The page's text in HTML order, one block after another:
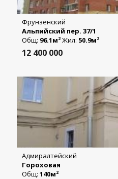
Фрунзенский
Альпийский пер. 37/1
Общ: 96.1м2 Жил: 50.9м2
12 400 000
Адмиралтейский
Гороховая
Общ: 140м2